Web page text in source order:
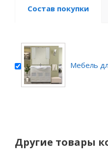
Состав покупки
Мебель
Другие товары